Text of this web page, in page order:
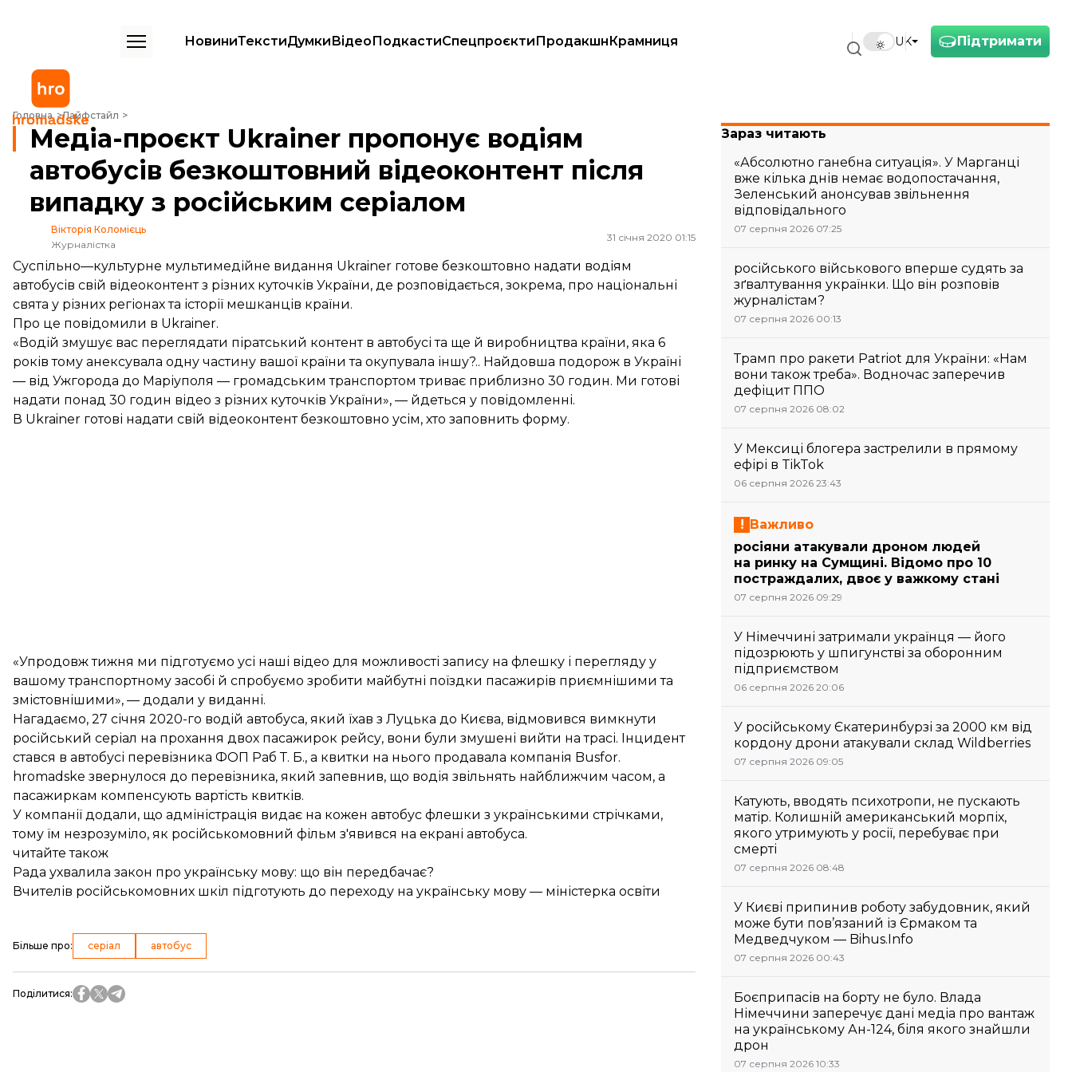
Підтримати
UK
НовиниТекстиДумкиВідеоПодкастиСпецпроєктиПродакшнКрамниця
Головна Лайфстайл
Медіа-проєкт Ukrainer пропонує водіям автобусів безкоштовний відеоконтент після випадку з російським серіалом
Медіа-проєкт Ukrainer пропонує водіям
автобусів безкоштовний відеоконтент після
випадку з російським серіалом
Вікторія Коломієць
Журналістка
31 січня 2020 01:15
Суспільно—культурне мультимедійне видання Ukrainer готове безкоштовно надати водіям
автобусів свій відеоконтент з різних куточків України, де розповідається, зокрема, про національні
свята у різних регіонах та історії мешканців країни.
Про це повідомили в Ukrainer.
«Водій змушує вас переглядати піратський контент в автобусі та ще й виробництва країни, яка 6
років тому анексувала одну частину вашої країни та окупувала іншу?.. Найдовша подорож в Україні
— від Ужгорода до Маріуполя — громадським транспортом триває приблизно 30 годин. Ми готові
надати понад 30 годин відео з різних куточків України», — йдеться у повідомленні.
В Ukrainer готові надати свій відеоконтент безкоштовно усім, хто заповнить форму.
«Упродовж тижня ми підготуємо усі наші відео для можливості запису на флешку і перегляду у
вашому транспортному засобі й спробуємо зробити майбутні поїздки пасажирів приємнішими та
змістовнішими», — додали у виданні.
Нагадаємо, 27 січня 2020-го водій автобуса, який їхав з Луцька до Києва, відмовився вимкнути
російський серіал на прохання двох пасажирок рейсу, вони були змушені вийти на трасі. Інцидент
стався в автобусі перевізника ФОП Раб Т. Б., а квитки на нього продавала компанія Busfor.
hromadske звернулося до перевізника, який запевнив, що водія звільнять найближчим часом, а
пасажиркам компенсують вартість квитків.
У компанії додали, що адміністрація видає на кожен автобус флешки з українськими стрічками,
тому їм незрозуміло, як російськомовний фільм з'явився на екрані автобуса.
читайте також
Рада ухвалила закон про українську мову: що він передбачає?
Вчителів російськомовних шкіл підготують до переходу на українську мову — міністерка освіти
Більше про: серіал автобус
Поділитися:
Зараз читають
«Абсолютно ганебна ситуація». У Марганці
вже кілька днів немає водопостачання,
Зеленський анонсував звільнення
відповідального
07 серпня 2026 07:25
російського військового вперше судять за
зґвалтування українки. Що він розповів
журналістам?
07 серпня 2026 00:13
Трамп про ракети Patriot для України: «Нам
вони також треба». Водночас заперечив
дефіцит ППО
07 серпня 2026 08:02
У Мексиці блогера застрелили в прямому
ефірі в TikTok
06 серпня 2026 23:43
Важливо
росіяни атакували дроном людей
на ринку на Сумщині. Відомо про 10
постраждалих, двоє у важкому стані
07 серпня 2026 09:29
У Німеччині затримали українця — його
підозрюють у шпигунстві за оборонним
підприємством
06 серпня 2026 20:06
У російському Єкатеринбурзі за 2000 км від
кордону дрони атакували склад Wildberries
07 серпня 2026 09:05
Катують, вводять психотропи, не пускають
матір. Колишній американський морпіх,
якого утримують у росії, перебуває при
смерті
07 серпня 2026 08:48
У Києві припинив роботу забудовник, який
може бути пов’язаний із Єрмаком та
Медведчуком — Bihus.Info
07 серпня 2026 00:43
Боєприпасів на борту не було. Влада
Німеччини заперечує дані медіа про вантаж
на українському Ан-124, біля якого знайшли
дрон
07 серпня 2026 10:33